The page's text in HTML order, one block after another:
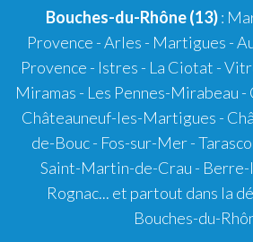
Bouches-du-Rhône (13):
Provence -Arles - Martigues -
Provence - Istres - La Ciotat -
Miramas - Les Pennes-Mirabeau -
Châteauneuf-les-Martigues -
de-Bouc- Fos-sur-Mer-
Saint-Martin-de-Crau -
Rognac... et partout dans la
Bouches-du-